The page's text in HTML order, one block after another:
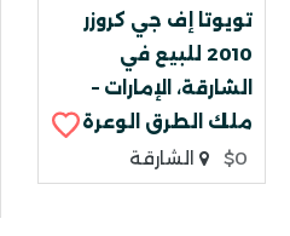
تويوتا إف جي كروزر
2010 للبيع في
الشارقة، الإمارات –
ملك الطرق الوعرة
$0
الشارقة